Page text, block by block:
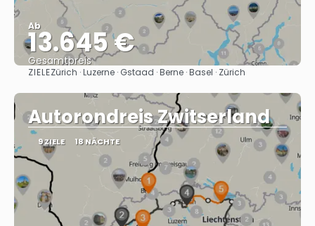
Ab
13.645 €
Gesamtpreis
Sehen
ZIELEZürich · Luzerne · Gstaad · Berne · Basel · Zürich
Autorondreis Zwitserland
9 ZIELE 18 NÄCHTE